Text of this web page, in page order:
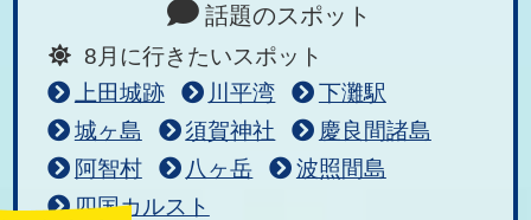
話題のスポット
8月に行きたいスポット
上田城跡
川平湾
下灘駅
城ヶ島
須賀神社
慶良間諸島
阿智村
八ヶ岳
波照間島
四国カルスト